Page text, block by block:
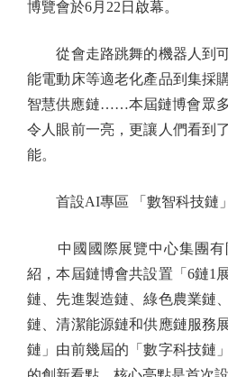
博覽會於6月22日啟幕。
從會走路跳舞的機器人到可
能電動床等適老化產品到集採
智慧供應鏈……本屆鏈博會眾
令人眼前一亮，更讓人們看到
能。
首設AI專區 「數智科技鏈
中國國際展覽中心集團有
紹，本屆鏈博會共設置「6鏈1
鏈、先進製造鏈、綠色農業鏈
鏈、清潔能源鏈和供應鏈服務
鏈」由前幾屆的「數字科技鏈